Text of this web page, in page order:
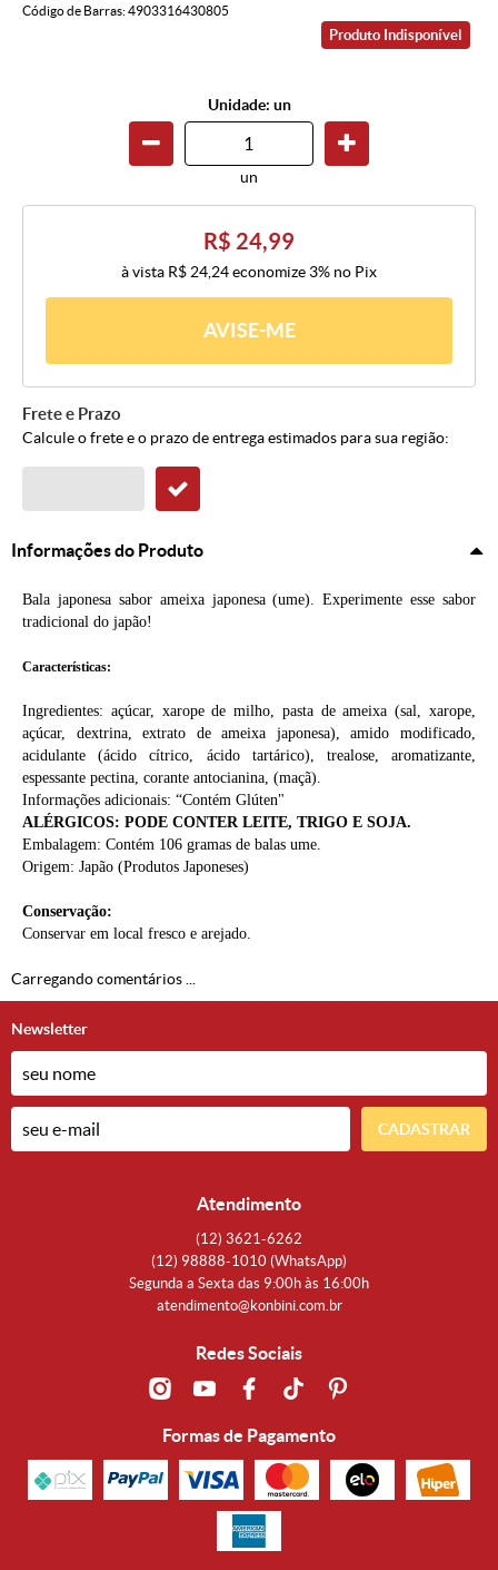
Código de Barras:4903316430805
Produto Indisponível
Unidade: un
un
R$ 24,99
à vista R$ 24,24economize 3% no Pix
AVISE-ME
Frete e Prazo
Calcule o frete e o prazo de entrega estimados para sua região:
Informações do Produto
Bala japonesa sabor ameixa japonesa (ume). Experimente esse sabor
tradicional do japão!
Características:
Ingredientes: açúcar, xarope de milho, pasta de ameixa (sal, xarope,
açúcar, dextrina, extrato de ameixa japonesa), amido modificado,
acidulante (ácido cítrico, ácido tartárico), trealose, aromatizante,
espessante pectina, corante antocianina, (maçã).
Informações adicionais: “Contém Glúten"
ALÉRGICOS: PODE CONTER LEITE, TRIGO E SOJA.
Embalagem: Contém 106 gramas de balas ume.
Origem: Japão (Produtos Japoneses)
Conservação:
Conservar em local fresco e arejado.
Carregando comentários ...
Newsletter
CADASTRAR
Atendimento
(12) 3621-6262
(12) 98888-1010 (WhatsApp)
Segunda a Sexta das 9:00h às 16:00h
atendimento@konbini.com.br
Redes Sociais
Formas de Pagamento